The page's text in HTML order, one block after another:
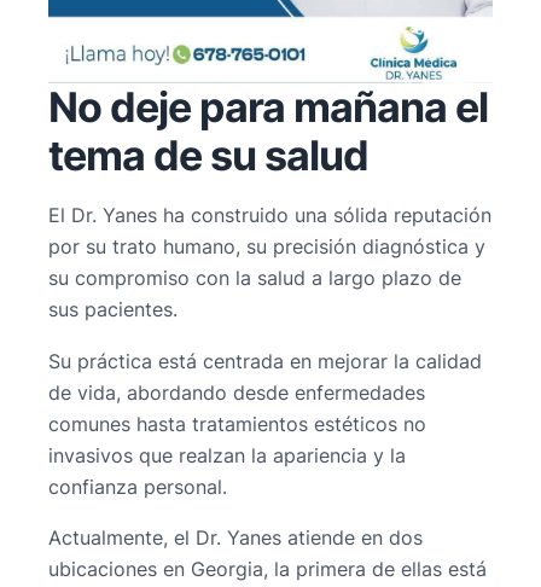
No deje para mañana el
tema de su salud
El Dr. Yanes ha construido una sólida reputación
por su trato humano, su precisión diagnóstica y
su compromiso con la salud a largo plazo de
sus pacientes.
Su práctica está centrada en mejorar la calidad
de vida, abordando desde enfermedades
comunes hasta tratamientos estéticos no
invasivos que realzan la apariencia y la
confianza personal.
Actualmente, el Dr. Yanes atiende en dos
ubicaciones en Georgia, la primera de ellas está